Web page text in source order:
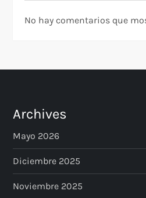
d
s
No hay comentarios que
Archives
Mayo 2026
Diciembre 2025
Noviembre 2025